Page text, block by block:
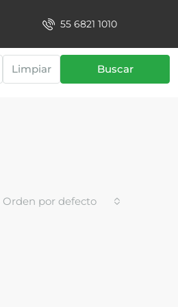
55 6821 1010
Limpiar Buscar
Orden por defecto